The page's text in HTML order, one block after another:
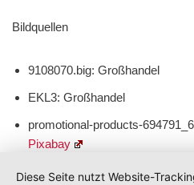
Bildquellen
9108070.big: Großhandel
EKL3: Großhandel
promotional-products-
Pixabay
Diese Seite nutzt Website-